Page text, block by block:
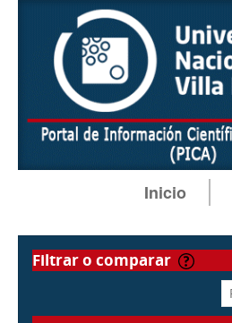
Inicio
filtrar o comparar